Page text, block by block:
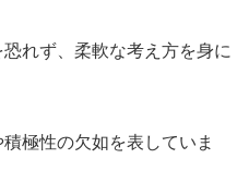
れず、柔軟な考え方を身に
極性の欠如を表していま